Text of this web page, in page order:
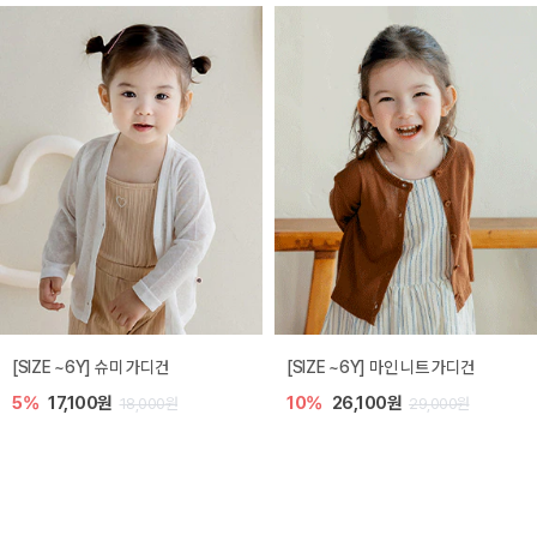
밀라 아기 점프수트
10% 30,600원 34,000원
밀라 아기 셋업
20% 35,200원 44,000원